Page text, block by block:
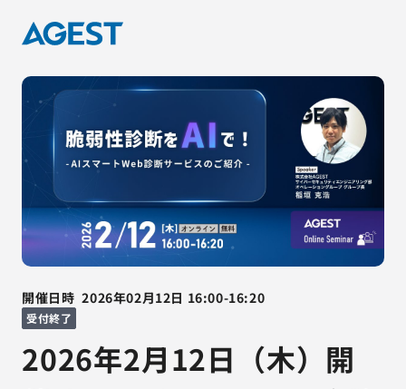
開催日時 2026年02月12日 16:00-16:20
受付終了
2026年2月12日（木）開